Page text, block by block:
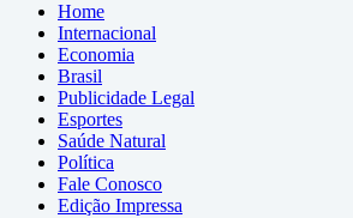
Home
Internacional
Economia
Brasil
Publicidade Legal
Esportes
Saúde Natural
Política
Fale Conosco
Edição Impressa